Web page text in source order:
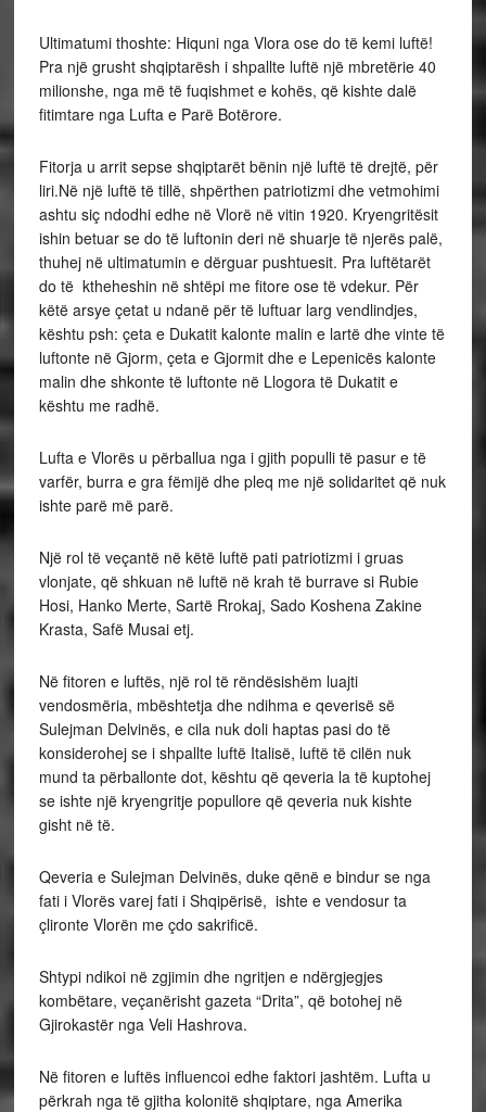
Ultimatumi thoshte: Hiquni nga Vlora ose do të kemi luftë!
Pra një grusht shqiptarësh i shpallte luftë një mbretërie 40
milionshe, nga më të fuqishmet e kohës, që kishte dalë
fitimtare nga Lufta e Parë Botërore.
Fitorja u arrit sepse shqiptarët bënin një luftë të drejtë, për
liri.Në një luftë të tillë, shpërthen patriotizmi dhe vetmohimi
ashtu siç ndodhi edhe në Vlorë në vitin 1920. Kryengritësit
ishin betuar se do të luftonin deri në shuarje të njerës palë,
thuhej në ultimatumin e dërguar pushtuesit. Pra luftëtarët
do të ktheheshin në shtëpi me fitore ose të vdekur. Për
këtë arsye çetat u ndanë për të luftuar larg vendlindjes,
kështu psh: çeta e Dukatit kalonte malin e lartë dhe vinte të
luftonte në Gjorm, çeta e Gjormit dhe e Lepenicës kalonte
malin dhe shkonte të luftonte në Llogora të Dukatit e
kështu me radhë.
Lufta e Vlorës u përballua nga i gjith populli të pasur e të
varfër, burra e gra fëmijë dhe pleq me një solidaritet që nuk
ishte parë më parë.
Një rol të veçantë në këtë luftë pati patriotizmi i gruas
vlonjate, që shkuan në luftë në krah të burrave si Rubie
Hosi, Hanko Merte, Sartë Rrokaj, Sado Koshena Zakine
Krasta, Safë Musai etj.
Në fitoren e luftës, një rol të rëndësishëm luajti
vendosmëria, mbështetja dhe ndihma e qeverisë së
Sulejman Delvinës, e cila nuk doli haptas pasi do të
konsiderohej se i shpallte luftë Italisë, luftë të cilën nuk
mund ta përballonte dot, kështu që qeveria la të kuptohej
se ishte një kryengritje popullore që qeveria nuk kishte
gisht në të.
Qeveria e Sulejman Delvinës, duke qënë e bindur se nga
fati i Vlorës varej fati i Shqipërisë, ishte e vendosur ta
çlironte Vlorën me çdo sakrificë.
Shtypi ndikoi në zgjimin dhe ngritjen e ndërgjegjes
kombëtare, veçanërisht gazeta “Drita”, që botohej në
Gjirokastër nga Veli Hashrova.
Në fitoren e luftës influencoi edhe faktori jashtëm. Lufta u
përkrah nga të gjitha kolonitë shqiptare, nga Amerika